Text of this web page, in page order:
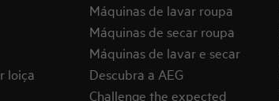
loiça
Máquinas de lavar roupa
Máquinas de secar roupa
Máquinas de lavar e secar
Descubra a AEG
Challenge the expected